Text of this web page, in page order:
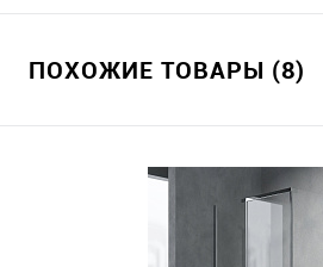
ПОХОЖИЕ ТОВАРЫ (8)